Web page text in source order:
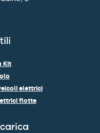
Kit
elettrici
flotte